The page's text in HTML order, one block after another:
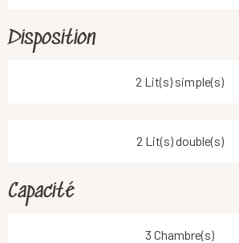
Disposition
2 Lit(s) simple(s)
2 Lit(s) double(s)
Capacité
3 Chambre(s)